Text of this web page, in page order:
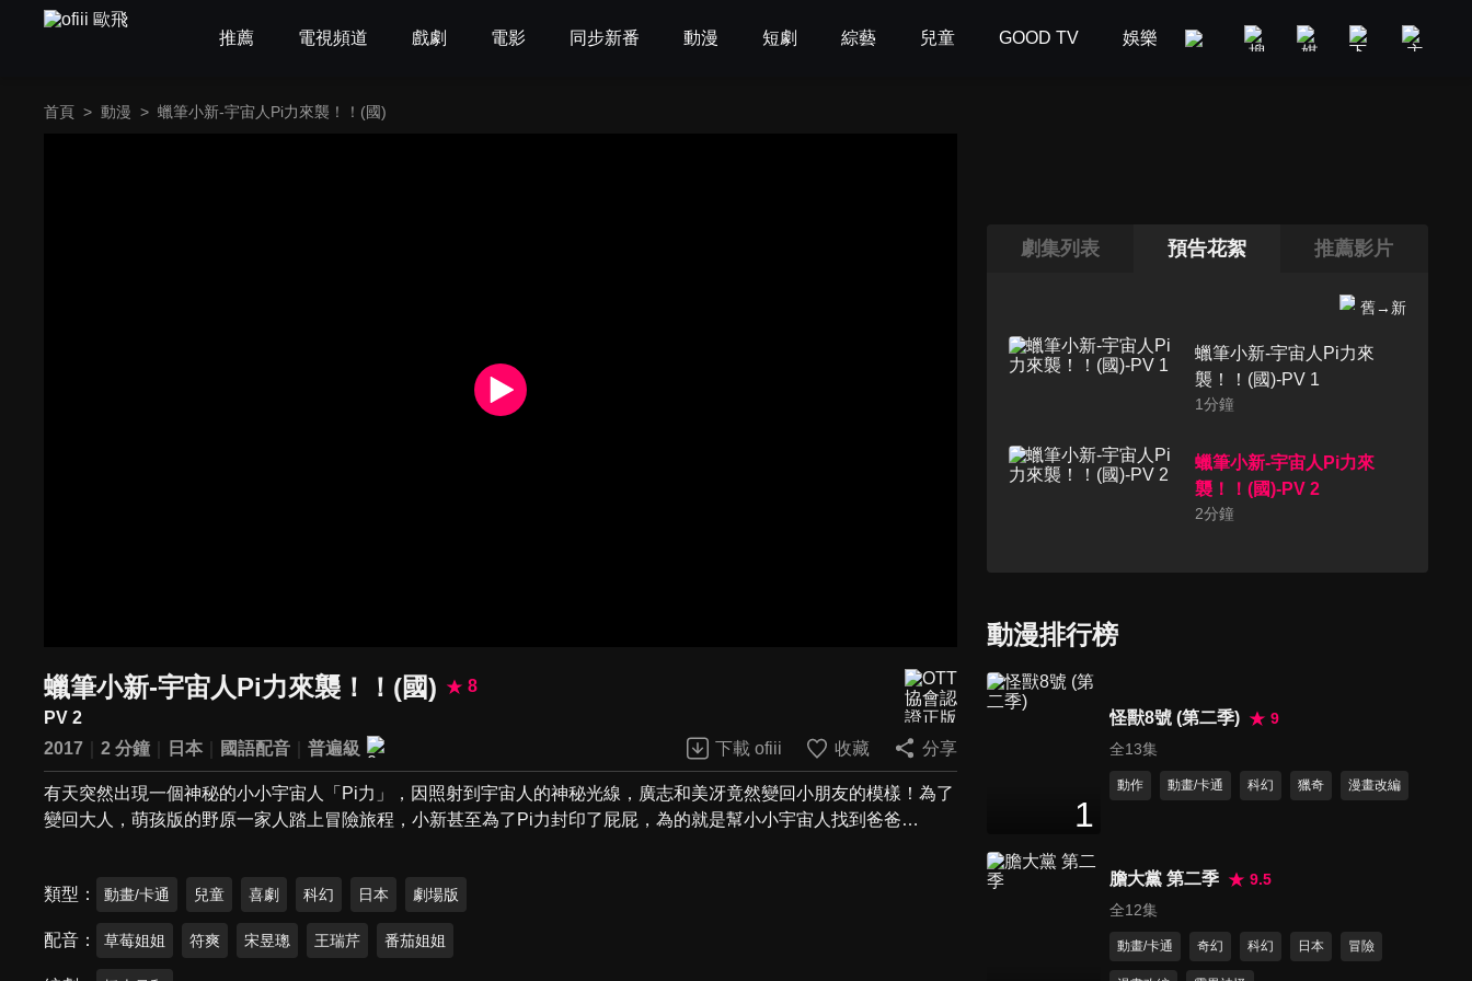
推薦 電視頻道 戲劇 電影 同步新番 動漫 短劇 綜藝 兒童 GOOD TV 娛樂 美食旅遊 新聞政論
首頁 > 動漫 > 蠟筆小新-宇宙人Pi力來襲！！(國)
蠟筆小新-宇宙人Pi力來襲！！(國)
8
PV 2
2017
2 分鐘 日本 國語配音 普遍級 下載 ofiii 收藏 分享
有天突然出現一個神秘的小小宇宙人「Pi力」，因照射到宇宙人的神秘光線，廣志和美冴竟然變回小朋友的模樣！為了
變回大人，萌孩版的野原一家人踏上冒險旅程，小新甚至為了Pi力封印了屁屁，為的就是幫小小宇宙人找到爸爸…
類型 動畫/卡通 兒童 喜劇 科幻 日本 劇場版
配音 草莓姐姐 符爽 宋昱璁 王瑞芹 番茄姐姐
劇集列表 預告花絮 推薦影片
舊→新
蠟筆小新-宇宙人Pi力來
襲！！(國)-PV 1
1分鐘
蠟筆小新-宇宙人Pi力來
襲！！(國)-PV 2
2分鐘
動漫排行榜
1
怪獸8號 (第二季)
9
全13集
動作 動畫/卡通 科幻 獵奇 漫畫改編
膽大黨 第二季
9.5
全12集
動畫/卡通 奇幻 科幻 日本 冒險